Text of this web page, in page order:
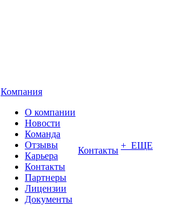
Компания
О компании
Новости
Команда
Отзывы
Карьера
Контакты
Партнеры
Лицензии
Документы
Контакты + ЕЩЕ